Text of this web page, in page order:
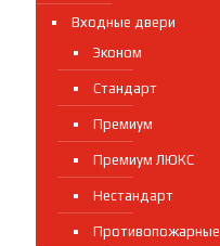
Входные двери
Эконом
Стандарт
Премиум
Премиум ЛЮКС
Нестандарт
Противопожарные